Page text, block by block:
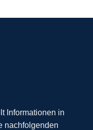
Informationen in
nachfolgenden